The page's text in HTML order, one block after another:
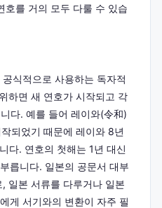
호를 거의 모두 다룰 수 있습
식적으로 사용하는 독자적
하면 새 연호가 시작되고 각
다. 예를 들어 레이와(令和)
되었기 때문에 레이와 8년
다. 연호의 첫해는 1년 대신
릅니다. 일본의 공문서 대부
일본 서류를 다루거나 일본
게 서기와의 변환이 자주 필